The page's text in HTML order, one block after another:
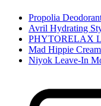
Propolia
Avril Hydrating
PHYTORELAX
Mad Hippie
Niyok Leave-In